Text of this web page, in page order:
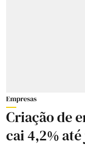
Empresas
Criação de
cai 4,2%